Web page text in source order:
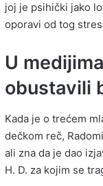
joj je psihički jako
oporavi od tog
U
obustavili
Kada je o trećem
dečkom reč,
ali zna da je dao
H. D. za kojim se